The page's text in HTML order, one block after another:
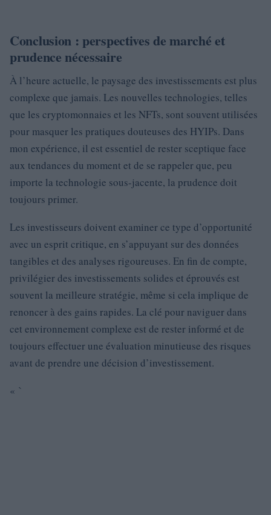
Conclusion : perspectives de marché et
prudence nécessaire
À l’heure actuelle, le paysage des investissements est plus
complexe que jamais. Les nouvelles technologies, telles
que les cryptomonnaies et les NFTs, sont souvent utilisées
pour masquer les pratiques douteuses des HYIPs. Dans
mon expérience, il est essentiel de rester sceptique face
aux tendances du moment et de se rappeler que, peu
importe la technologie sous-jacente, la prudence doit
toujours primer.
Les investisseurs doivent examiner ce type d’opportunité
avec un esprit critique, en s’appuyant sur des données
tangibles et des analyses rigoureuses. En fin de compte,
privilégier des investissements solides et éprouvés est
souvent la meilleure stratégie, même si cela implique de
renoncer à des gains rapides. La clé pour naviguer dans
cet environnement complexe est de rester informé et de
toujours effectuer une évaluation minutieuse des risques
avant de prendre une décision d’investissement.
« `